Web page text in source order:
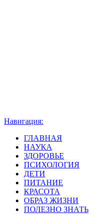
Навигация:
ГЛАВНАЯ
НАУКА
ЗДОРОВЬЕ
ПСИХОЛОГИЯ
ДЕТИ
ПИТАНИЕ
КРАСОТА
ОБРАЗ ЖИЗНИ
ПОЛЕЗНО ЗНАТЬ